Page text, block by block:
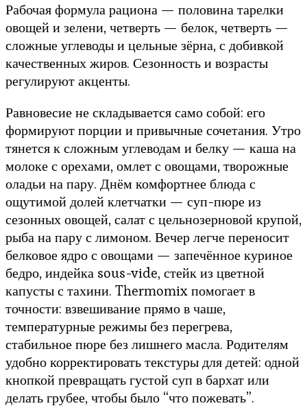
Рабочая формула рациона — половина тарелки
овощей и зелени, четверть — белок, четверть —
сложные углеводы и цельные зёрна, с добивкой
качественных жиров. Сезонность и возрасты
регулируют акценты.
Равновесие не складывается само собой: его
формируют порции и привычные сочетания. Утро
тянется к сложным углеводам и белку — каша на
молоке с орехами, омлет с овощами, творожные
оладьи на пару. Днём комфортнее блюда с
ощутимой долей клетчатки — суп-пюре из
сезонных овощей, салат с цельнозерновой крупой,
рыба на пару с лимоном. Вечер легче переносит
белковое ядро с овощами — запечённое куриное
бедро, индейка sous-vide, стейк из цветной
капусты с тахини. Thermomix помогает в
точности: взвешивание прямо в чаше,
температурные режимы без перегрева,
стабильное пюре без лишнего масла. Родителям
удобно корректировать текстуры для детей: одной
кнопкой превращать густой суп в бархат или
делать грубее, чтобы было “что пожевать”.